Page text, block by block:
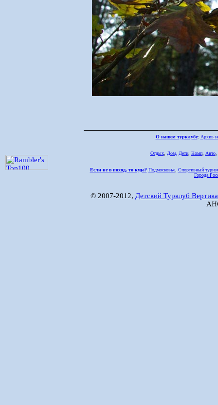
О нашем турклубе: Архив
Отдых, Дом, Дети, Комп, Авто,
Если не в поход, то куда? Подмосковье, Спортивный
Города
© 2007-2012, Детский Турклуб